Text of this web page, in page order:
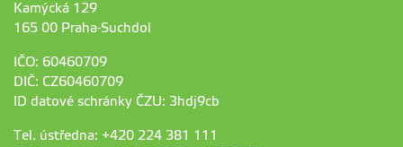
Kamýcká 129
165 00 Praha-Suchdol
IČO: 60460709
DIČ: CZ60460709
ID datové schránky ČZU: 3hdj9cb
Tel. ústředna: +420 224 381 111